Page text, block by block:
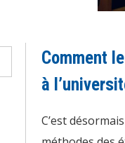
prompts
anti-
plagiat
à
Comment
à
C’est